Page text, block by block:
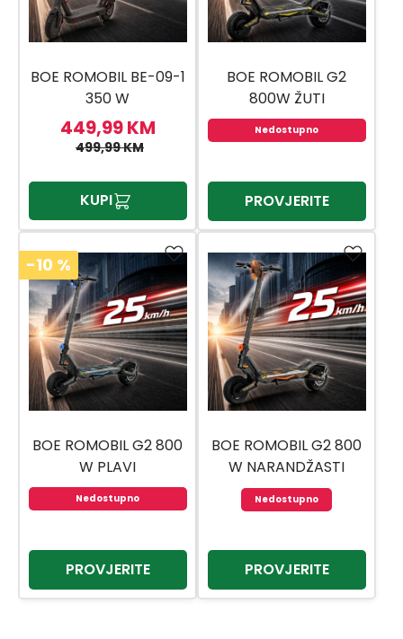
BOE ROMOBIL BE-09-1
350 W
449,99 KM
499,99 KM
KUPI
BOE ROMOBIL G2
800W ŽUTI
Nedostupno
PROVJERITE
-10 %
BOE ROMOBIL G2 800
W PLAVI
Nedostupno
PROVJERITE
BOE ROMOBIL G2 800
W NARANDŽASTI
Nedostupno
PROVJERITE